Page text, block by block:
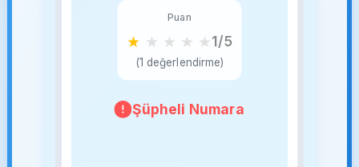
Puan
★ ★ ★ ★ ★1/5
(1 değerlendirme)
Şüpheli Numara